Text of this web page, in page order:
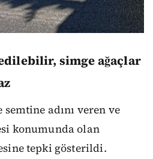
simge ağaçlar
adını veren ve
konumunda olan
tepki gösterildi.